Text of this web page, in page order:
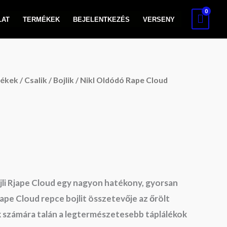
TERMÉKEK BEJELENTKEZÉS VERSENY
/ Csalik / Bojlik / Nikl Oldódó Rape Cloud
Rjape Cloud egy nagyon hatékony, gyorsan
Cloud repce bojlit összetevője az őrölt
talán a legtermészetesebb táplálékok